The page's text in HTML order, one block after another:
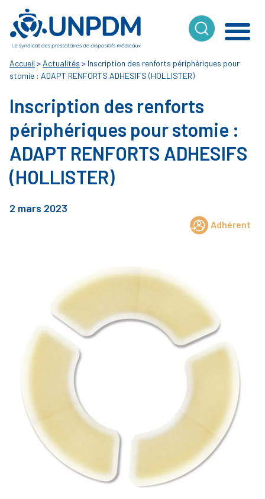
Accueil > Actualités > Inscription des renforts périphériques pour
stomie : ADAPT RENFORTS ADHESIFS (HOLLISTER)
Inscription des renforts
périphériques pour stomie :
ADAPT RENFORTS ADHESIFS
(HOLLISTER)
2 mars 2023
Adhérent